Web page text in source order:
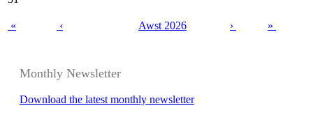
« ‹ Awst 2026 › »
Monthly Newsletter
Download the latest monthly newsletter